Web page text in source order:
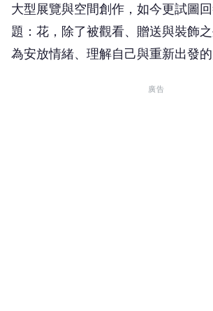
大型展覽與空間創作，如今更試圖
題：花，除了被觀看、贈送與裝飾
為安放情緒、理解自己與重新出發的
廣告